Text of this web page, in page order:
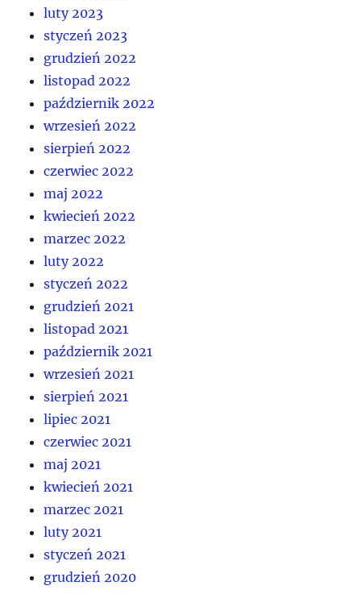
luty 2023
styczeń 2023
grudzień 2022
listopad 2022
październik 2022
wrzesień 2022
sierpień 2022
czerwiec 2022
maj 2022
kwiecień 2022
marzec 2022
luty 2022
styczeń 2022
grudzień 2021
listopad 2021
październik 2021
wrzesień 2021
sierpień 2021
lipiec 2021
czerwiec 2021
maj 2021
kwiecień 2021
marzec 2021
luty 2021
styczeń 2021
grudzień 2020